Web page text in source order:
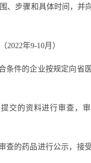
、步骤和具体时间，并
2022年9-10月）
条件的企业按规定向省
交的资料进行审查，
查的药品进行公示，接